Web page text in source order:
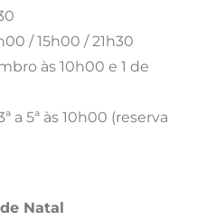
/ 15h00 / 21h30
às 10h00 e 1 de
a 5ª às 10h00 (reserva
Natal